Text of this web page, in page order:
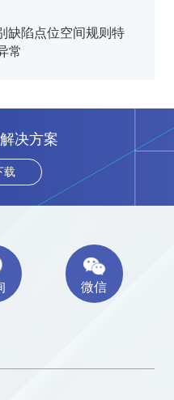
缺陷点位空间规则特
常
决方案
载
微信